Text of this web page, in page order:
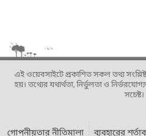
এই ওয়েবসাইটে প্রকাশিত সকল তথ্য
হয়। তথ্যের যথার্থতা, নির্ভুলতা ও
সচেষ্ট।
গোপনীয়তার নীতিমালা ব্যবহারের